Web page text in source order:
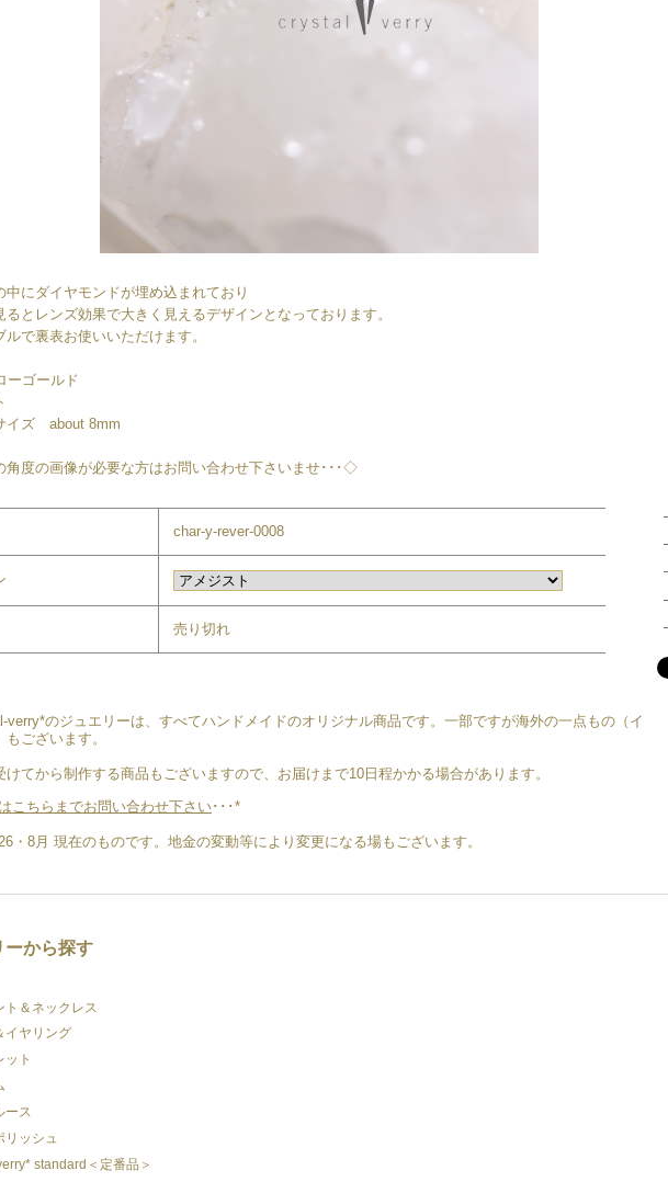
中にダイヤモンドが埋め込まれており
るとレンズ効果で大きく見えるデザインとなっております。
ルで裏表お使いいただけます。
ーゴールド
イズ about 8mm
角度の画像が必要な方はお問い合わせ下さいませ･･･◇
char-y-rever-0008
売り切れ
verry*のジュエリーは、すべてハンドメイドのオリジナル商品です。一部ですが海外の一点もの（イ
もございます。
けてから制作する商品もございますので、お届けまで10日程かかる場合があります。
こちらまでお問い合わせ下さい･･･*
・8月 現在のものです。地金の変動等により変更になる場もございます。
ーから探す
ト＆ネックレス
イヤリング
ット
ース
リッシュ
standard＜定番品＞